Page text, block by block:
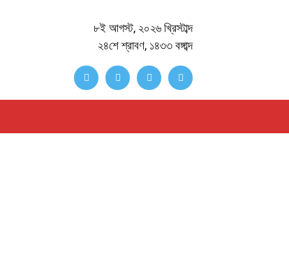
৮ই আগস্ট, ২০২৬ খ্রিস্টাব্দ
২৪শে শ্রাবণ, ১৪৩৩ বঙ্গাব্দ